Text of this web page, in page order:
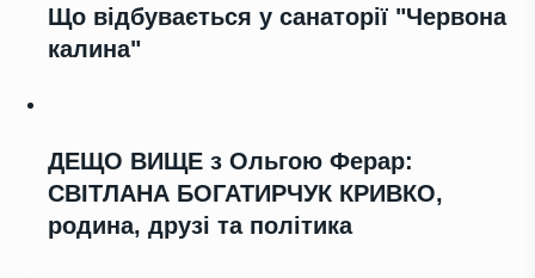
Що відбувається у санаторії "Червона
калина"
ДЕЩО ВИЩЕ з Ольгою Ферар:
СВІТЛАНА БОГАТИРЧУК КРИВКО,
родина, друзі та політика